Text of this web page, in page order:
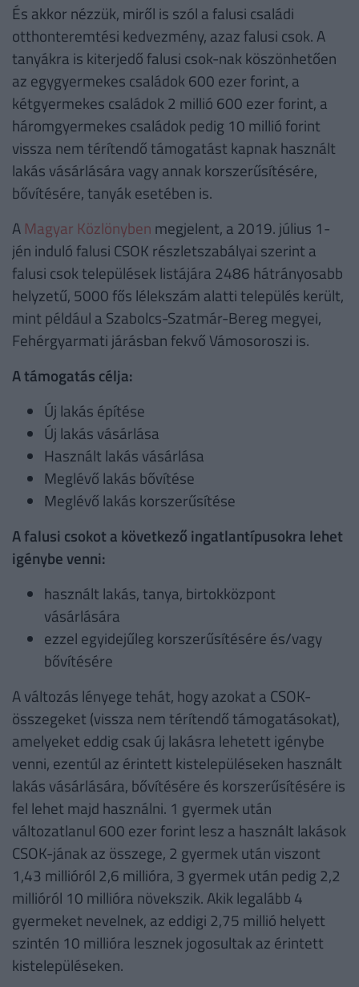
És akkor nézzük, miről is szól a falusi családi
otthonteremtési kedvezmény, azaz falusi csok. A
tanyákra is kiterjedő falusi csok-nak köszönhetően
az egygyermekes családok 600 ezer forint, a
kétgyermekes családok 2 millió 600 ezer forint, a
háromgyermekes családok pedig 10 millió forint
vissza nem térítendő támogatást kapnak használt
lakás vásárlására vagy annak korszerűsítésére,
bővítésére, tanyák esetében is.
A Magyar Közlönyben megjelent, a 2019. július 1-
jén induló falusi CSOK részletszabályai szerint a
falusi csok települések listájára 2486 hátrányosabb
helyzetű, 5000 fős lélekszám alatti település került,
mint például a Szabolcs-Szatmár-Bereg megyei,
Fehérgyarmati járásban fekvő Vámosoroszi is.
A támogatás célja:
Új lakás építése
Új lakás vásárlása
Használt lakás vásárlása
Meglévő lakás bővítése
Meglévő lakás korszerűsítése
A falusi csokot a következő ingatlantípusokra lehet
igénybe venni:
használt lakás, tanya, birtokközpont
vásárlására
ezzel egyidejűleg korszerűsítésére és/vagy
bővítésére
A változás lényege tehát, hogy azokat a CSOK-
összegeket (vissza nem térítendő támogatásokat),
amelyeket eddig csak új lakásra lehetett igénybe
venni, ezentúl az érintett kistelepüléseken használt
lakás vásárlására, bővítésére és korszerűsítésére is
fel lehet majd használni. 1 gyermek után
változatlanul 600 ezer forint lesz a használt lakások
CSOK-jának az összege, 2 gyermek után viszont
1,43 millióról 2,6 millióra, 3 gyermek után pedig 2,2
millióról 10 millióra növekszik. Akik legalább 4
gyermeket nevelnek, az eddigi 2,75 millió helyett
szintén 10 millióra lesznek jogosultak az érintett
kistelepüléseken.